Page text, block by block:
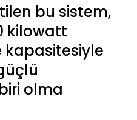
bu sistem,
kilowatt
kapasitesiyle
olma